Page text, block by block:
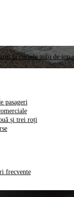
la cursele auto de
pasageri
și trei roți
frecvente